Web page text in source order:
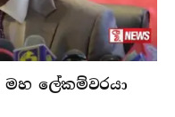
මහ ලේකම්වරයා